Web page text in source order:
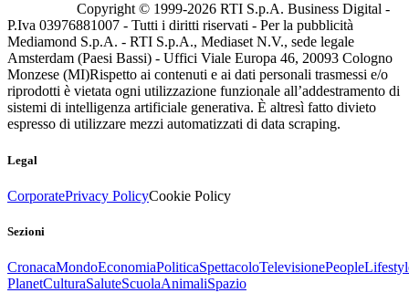
Copyright © 1999-2026 RTI S.p.A. Business Digital -
P.Iva 03976881007 - Tutti i diritti riservati - Per la pubblicità
Mediamond S.p.A. - RTI S.p.A., Mediaset N.V., sede legale
Amsterdam (Paesi Bassi) - Uffici Viale Europa 46, 20093 Cologno
Monzese (MI)Rispetto ai contenuti e ai dati personali trasmessi e/o
riprodotti è vietata ogni utilizzazione funzionale all’addestramento di
sistemi di intelligenza artificiale generativa. È altresì fatto divieto
espresso di utilizzare mezzi automatizzati di data scraping.
Legal
CorporatePrivacy PolicyCookie Policy
Sezioni
CronacaMondoEconomiaPoliticaSpettacoloTelevisionePeople
PlanetCulturaSaluteScuolaAnimaliSpazio